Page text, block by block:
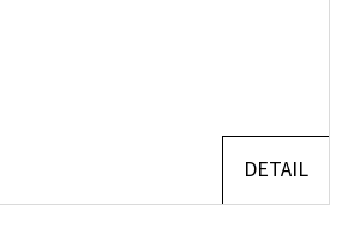
DETAIL